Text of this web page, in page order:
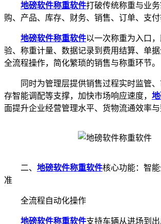
地磅软件称重软件打破传统称重与业
购、产品、库存、财务、销售、订单、支付
地磅软件称重软件以一次称重为入口
验、称重计量、数据记录到费用结算、单
全流程操作，简化繁琐的销售与称重环节。
同时为管理层提供销售过程实时监管、
存智能调配等支撑，加快市场响应速度，
面提升企业经营管理水平、货物流通效率与
二、 地磅软件称重软件核心功能：智
准
全流程自动化操作
地磅软件称重软件支持车辆从进场到